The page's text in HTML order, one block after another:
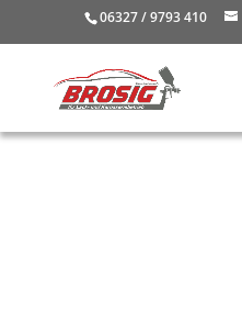
06327 / 9793 410